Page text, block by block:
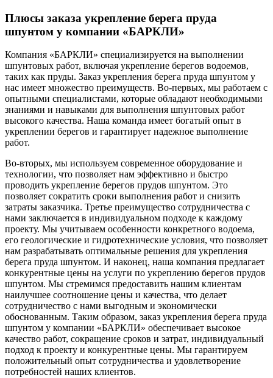
Плюсы заказа укрепление берега пруда
шпунтом у компании «БАРКЛИ»
Компания «БАРКЛИ» специализируется на выполнении
шпунтовых работ, включая укрепление берегов водоемов,
таких как пруды. Заказ укрепления берега пруда шпунтом у
нас имеет множество преимуществ. Во-первых, мы работаем с
опытными специалистами, которые обладают необходимыми
знаниями и навыками для выполнения шпунтовых работ
высокого качества. Наша команда имеет богатый опыт в
укреплении берегов и гарантирует надежное выполнение
работ.
Во-вторых, мы используем современное оборудование и
технологии, что позволяет нам эффективно и быстро
проводить укрепление берегов прудов шпунтом. Это
позволяет сократить сроки выполнения работ и снизить
затраты заказчика. Третье преимущество сотрудничества с
нами заключается в индивидуальном подходе к каждому
проекту. Мы учитываем особенности конкретного водоема,
его геологические и гидротехнические условия, что позволяет
нам разрабатывать оптимальные решения для укрепления
берега пруда шпунтом. И наконец, наша компания предлагает
конкурентные цены на услуги по укреплению берегов прудов
шпунтом. Мы стремимся предоставить нашим клиентам
наилучшее соотношение цены и качества, что делает
сотрудничество с нами выгодным и экономически
обоснованным. Таким образом, заказ укрепления берега пруда
шпунтом у компании «БАРКЛИ» обеспечивает высокое
качество работ, сокращение сроков и затрат, индивидуальный
подход к проекту и конкурентные цены. Мы гарантируем
положительный опыт сотрудничества и удовлетворение
потребностей наших клиентов.